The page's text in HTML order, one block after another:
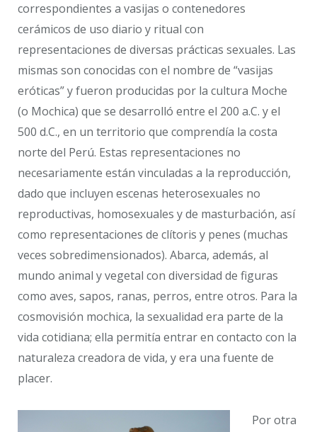
correspondientes a vasijas o contenedores
cerámicos de uso diario y ritual con
representaciones de diversas prácticas sexuales. Las
mismas son conocidas con el nombre de “vasijas
eróticas” y fueron producidas por la cultura Moche
(o Mochica) que se desarrolló entre el 200 a.C. y el
500 d.C., en un territorio que comprendía la costa
norte del Perú. Estas representaciones no
necesariamente están vinculadas a la reproducción,
dado que incluyen escenas heterosexuales no
reproductivas, homosexuales y de masturbación, así
como representaciones de clítoris y penes (muchas
veces sobredimensionados). Abarca, además, al
mundo animal y vegetal con diversidad de figuras
como aves, sapos, ranas, perros, entre otros. Para la
cosmovisión mochica, la sexualidad era parte de la
vida cotidiana; ella permitía entrar en contacto con la
naturaleza creadora de vida, y era una fuente de
placer.
Por otra